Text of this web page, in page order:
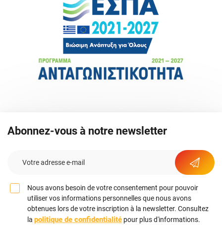
Abonnez-vous à notre newsletter
Nous avons besoin de votre consentement pour pouvoir
utiliser vos informations personnelles que nous avons
obtenues lors de votre inscription à la newsletter. Consultez
la politique de confidentialité pour plus d'informations.